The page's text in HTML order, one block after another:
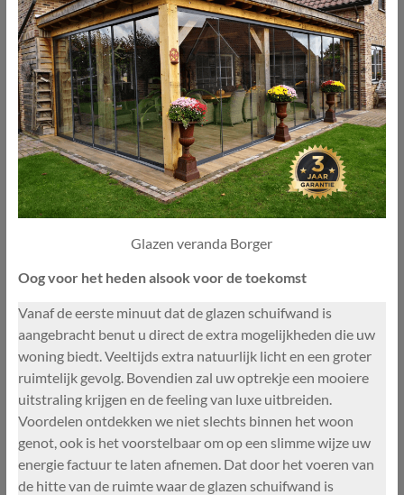
Glazen veranda Borger
Oog voor het heden alsook voor de toekomst
Vanaf de eerste minuut dat de glazen schuifwand is
aangebracht benut u direct de extra mogelijkheden die uw
woning biedt. Veeltijds extra natuurlijk licht en een groter
ruimtelijk gevolg. Bovendien zal uw optrekje een mooiere
uitstraling krijgen en de feeling van luxe uitbreiden.
Voordelen ontdekken we niet slechts binnen het woon
genot, ook is het voorstelbaar om op een slimme wijze uw
energie factuur te laten afnemen. Dat door het voeren van
de hitte van de ruimte waar de glazen schuifwand is